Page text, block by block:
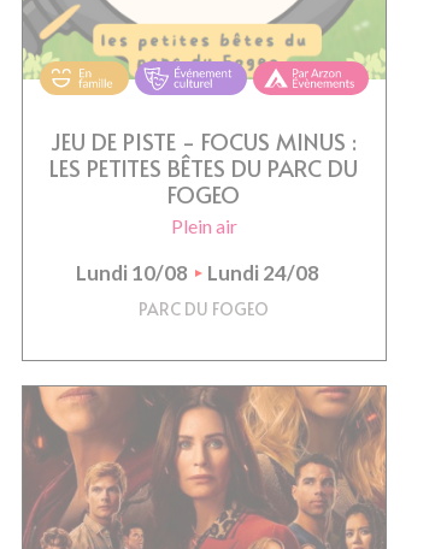
JEU DE PISTE - FOCUS MINUS :
LES PETITES BÊTES DU PARC DU
FOGEO
Plein air
Lundi 10/08 Lundi 24/08
PARC DU FOGEO